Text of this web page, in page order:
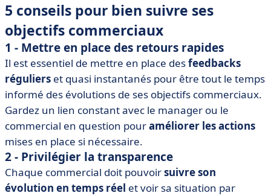
5 conseils pour bien suivre ses
objectifs commerciaux
1 - Mettre en place des retours rapides
Il est essentiel de mettre en place desfeedbacks
réguliers et quasi instantanés pour être tout le temps
informé des évolutions de ses objectifs commerciaux.
Gardez un lien constant avec le manager ou le
commercial en question pouraméliorer les actions
mises en place si nécessaire.
2 - Privilégier la transparence
Chaque commercial doit pouvoirsuivre son
évolution en temps réel et voir sa situation par